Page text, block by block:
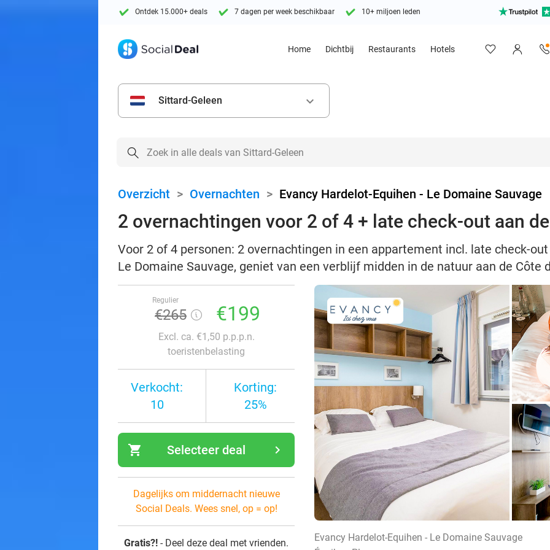
Ontdek 15.000+ deals 7 dagen per week beschikbaar 10+ miljoen leden
Home Dichtbij Restaurants Hotels
Sittard-Geleen keyboard_arrow_down
Overzicht > Overnachten > Evancy Hardelot-Equihen - Le Domaine Sauvage
2 overnachtingen voor 2 of 4 + late check-out aan
Voor 2 of 4 personen: 2 overnachtingen in een appartement incl. late check-
Le Domaine Sauvage, geniet van een verblijf midden in de natuur aan de Côte
Regulier
€265 €199
Excl. ca. €1,50 p.p.p.n.
toeristenbelasting
Verkocht:
10
Korting:
25%
shopping_cart navigate_next
Selecteer deal
Dagelijks om middernacht nieuwe
Social Deals. Wees snel, op = op!
Gratis?! - Deel deze deal met vrienden.
Evancy Hardelot-Equihen - Le Domaine Sauvage